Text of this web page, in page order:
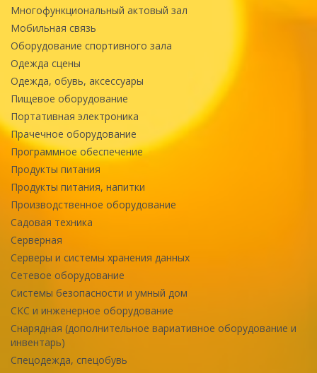
Многофункциональный актовый зал
Мобильная связь
Оборудование спортивного зала
Одежда сцены
Одежда, обувь, аксессуары
Пищевое оборудование
Портативная электроника
Прачечное оборудование
Программное обеспечение
Продукты питания
Продукты питания, напитки
Производственное оборудование
Садовая техника
Серверная
Серверы и системы хранения данных
Сетевое оборудование
Системы безопасности и умный дом
СКС и инженерное оборудование
Снарядная (дополнительное вариативное оборудование и
инвентарь)
Спецодежда, спецобувь